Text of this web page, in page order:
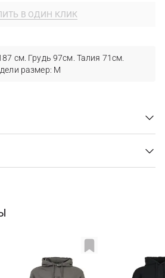
В ОДИН КЛИК
см. Грудь 97см. Талия 71см.
размер: M